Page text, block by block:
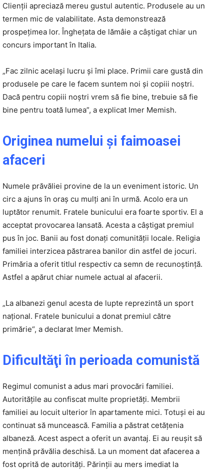
Clienții apreciază mereu gustul autentic. Produsele au un
termen mic de valabilitate. Asta demonstrează
prospețimea lor. Înghețata de lămâie a câștigat chiar un
concurs important în Italia.
„Fac zilnic același lucru și îmi place. Primii care gustă din
produsele pe care le facem suntem noi și copiii noștri.
Dacă pentru copiii noștri vrem să fie bine, trebuie să fie
bine pentru toată lumea”, a explicat Imer Memish.
Originea numelui şi faimoasei
afaceri
Numele prăvăliei provine de la un eveniment istoric. Un
circ a ajuns în oraș cu mulți ani în urmă. Acolo era un
luptător renumit. Fratele bunicului era foarte sportiv. El a
acceptat provocarea lansată. Acesta a câștigat premiul
pus în joc. Banii au fost donați comunității locale. Religia
familiei interzicea păstrarea banilor din astfel de jocuri.
Primăria a oferit titlul respectiv ca semn de recunoștință.
Astfel a apărut chiar numele actual al afacerii.
„La albanezi genul acesta de lupte reprezintă un sport
național. Fratele bunicului a donat premiul către
primărie“, a declarat Imer Memish.
Dificultăţi în perioada comunistă
Regimul comunist a adus mari provocări familiei.
Autoritățile au confiscat multe proprietăți. Membrii
familiei au locuit ulterior în apartamente mici. Totuși ei au
continuat să muncească. Familia a păstrat cetățenia
albaneză. Acest aspect a oferit un avantaj. Ei au reușit să
mențină prăvălia deschisă. La un moment dat afacerea a
fost oprită de autorități. Părinții au mers imediat la